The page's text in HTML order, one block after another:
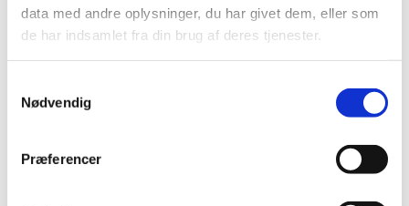
data med andre oplysninger, du har givet dem, eller som
de har indsamlet fra din brug af deres tjenester.
Nødvendig
Præferencer
juni (21)
maj (21)
april (24)
februar (12)
2019 (159)